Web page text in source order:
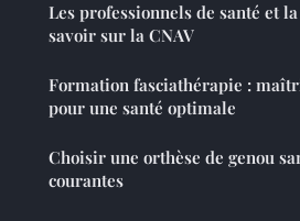
Les professionnels de santé et
savoir sur la CNAV
Formation fasciathérapie :
pour une santé optimale
Choisir une orthèse de genou
courantes